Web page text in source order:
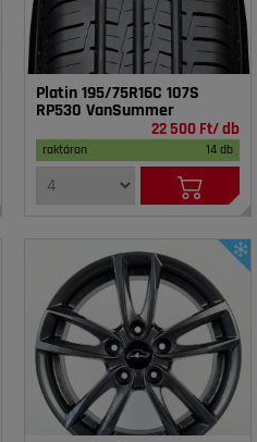
Platin 195/75R16C 107S
RP530 VanSummer
22 500 Ft/ db
raktáron 14 db